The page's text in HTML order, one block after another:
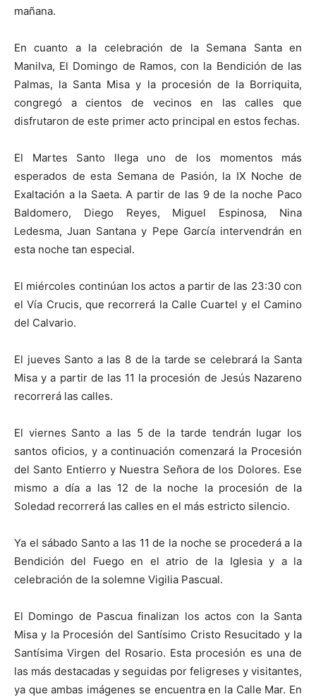
mañana.
En cuanto a la celebración de la Semana Santa en
Manilva, El Domingo de Ramos, con la Bendición de las
Palmas, la Santa Misa y la procesión de la Borriquita,
congregó a cientos de vecinos en las calles que
disfrutaron de este primer acto principal en estos fechas.
El Martes Santo llega uno de los momentos más
esperados de esta Semana de Pasión, la IX Noche de
Exaltación a la Saeta. A partir de las 9 de la noche Paco
Baldomero, Diego Reyes, Miguel Espinosa, Nina
Ledesma, Juan Santana y Pepe García intervendrán en
esta noche tan especial.
El miércoles continúan los actos a partir de las 23:30 con
el Vía Crucis, que recorrerá la Calle Cuartel y el Camino
del Calvario.
El jueves Santo a las 8 de la tarde se celebrará la Santa
Misa y a partir de las 11 la procesión de Jesús Nazareno
recorrerá las calles.
El viernes Santo a las 5 de la tarde tendrán lugar los
santos oficios, y a continuación comenzará la Procesión
del Santo Entierro y Nuestra Señora de los Dolores. Ese
mismo a día a las 12 de la noche la procesión de la
Soledad recorrerá las calles en el más estricto silencio.
Ya el sábado Santo a las 11 de la noche se procederá a la
Bendición del Fuego en el atrio de la Iglesia y a la
celebración de la solemne Vigilia Pascual.
El Domingo de Pascua finalizan los actos con la Santa
Misa y la Procesión del Santísimo Cristo Resucitado y la
Santísima Virgen del Rosario. Esta procesión es una de
las más destacadas y seguidas por feligreses y visitantes,
ya que ambas imágenes se encuentra en la Calle Mar. En